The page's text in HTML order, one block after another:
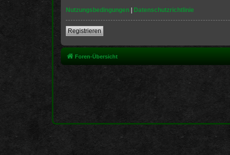
Nutzungsbedingungen | Datenschutzrichtlinie
Registrieren
Foren-Übersicht